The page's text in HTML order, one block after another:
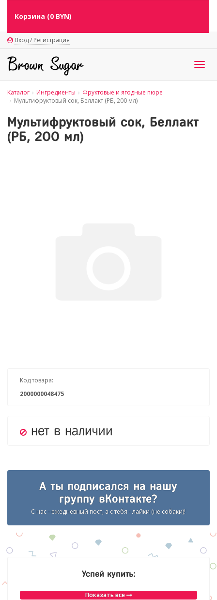
Вход / Регистрация
Корзина (0 BYN)
Каталог Ингредиенты
Фруктовые и ягодные пюре
Мультифруктовый сок, Беллакт (РБ, 200 мл)
Мультифруктовый сок, Беллакт
(РБ, 200 мл)
Код товара:
2000000048475
нет в наличии
А ты подписался на нашу
группу вКонтакте?
С нас - ежедневный пост, а с тебя - лайки (не собаки)!
Успей купить:
Показать все